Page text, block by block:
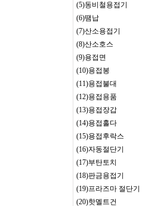
(5)동비철용접기
(6)땜납
(7)산소용접기
(8)산소호스
(9)용접면
(10)용접봉
(11)용접불대
(12)용접용품
(13)용접장갑
(14)용접홀다
(15)용접후락스
(16)자동절단기
(17)부탄토치
(18)판금용접기
(19)프라즈마 절단기
(20)핫멜트건